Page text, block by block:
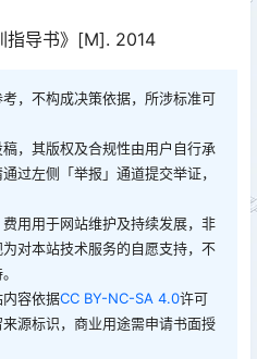
指导书》[M]. 2014
，不构成决策依据，所涉标准可
，其版权及合规性由用户自行承
过左侧「举报」通道提交举证，
用用于网站维护及持续发展，非
对本站技术服务的自愿支持，不
容依据CC BY-NC-SA 4.0许可
源标识，商业用途需申请书面授